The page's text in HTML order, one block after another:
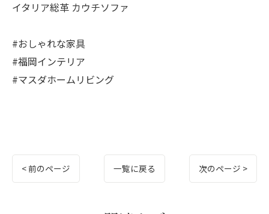
イタリア総革 カウチソファ
#おしゃれな家具
#福岡インテリア
#マスダホームリビング
< 前のページ 一覧に戻る 次のページ >